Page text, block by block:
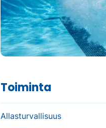
Toiminta
Allasturvallisuus